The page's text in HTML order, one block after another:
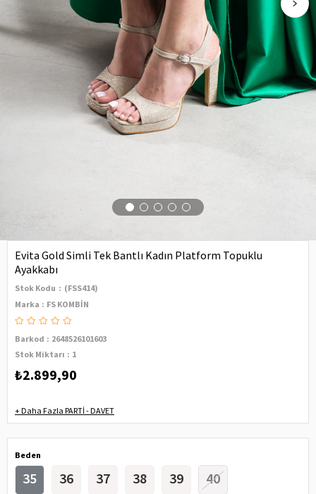
Evita Gold Simli Tek Bantlı Kadın Platform Topuklu
Ayakkabı
Stok Kodu
(FSS414)
Marka : FS KOMBİN
Barkod : 2648526101603
Stok Miktarı : 1
₺2.899,90
+ Daha Fazla PARTİ - DAVET
Beden
35 36 37 38 39 40